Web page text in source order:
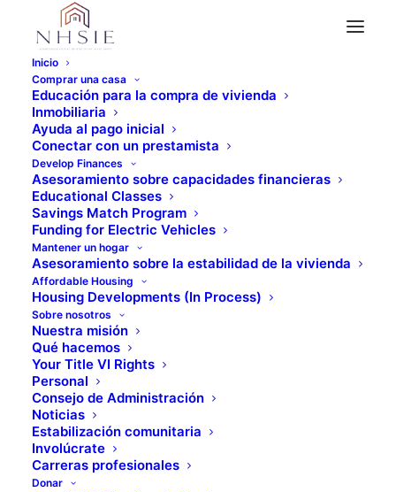
Inicio
Comprar una casa
Educación para la compra de vivienda
Inmobiliaria
Ayuda al pago inicial
Conectar con un prestamista
Develop Finances
Asesoramiento sobre capacidades financieras
Educational Classes
Savings Match Program
Funding for Electric Vehicles
Mantener un hogar
Asesoramiento sobre la estabilidad de la vivienda
Affordable Housing
Housing Developments (In Process)
Sobre nosotros
Nuestra misión
Qué hacemos
Your Title VI Rights
Personal
Consejo de Administración
Noticias
Estabilización comunitaria
Involúcrate
Carreras profesionales
Donar
" Todos los eventos
Este evento ha pasado.
Educación financiera -
Virtual
Marzo 28, 2024 @ 6:00 pm -7:30 pm